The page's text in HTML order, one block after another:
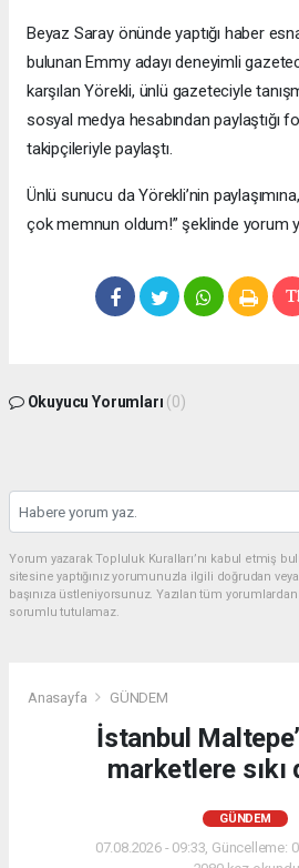
Beyaz Saray önünde yaptığı haber
bulunan Emmy adayı deneyimli
karşılan Yörekli, ünlü gazeteciyle
sosyal medya hesabından paylaştığı
takipçileriyle paylaştı.
Ünlü sunucu da Yörekli’nin
çok memnun oldum!” şeklinde yorum
Okuyucu Yorumları (0)
Yorum yazarak Topluluk Kuralları’nı kabul etmiş
sitesine yaptığınız yorumunuzla ilgili doğrudan
başınıza üstleniyorsunuz. Yazılan tüm
sorumlu tutulamaz.
Anasayfa GÜNDEM
İstanbul
marketlere sıkı
GÜNDEM
07.08.2026 - 09:33, Güncelleme: